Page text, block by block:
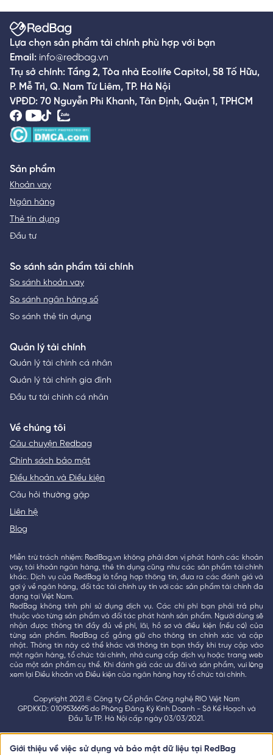
Lựa chọn sản phẩm tài chính phù hợp với bạn
Email: info@redbag.vn
Trụ sở chính: Tầng 2, Tòa nhà Ecolife Capitol, 58 Tố Hữu,
P. Mễ Trì, Q. Nam Từ Liêm, TP. Hà Nội
VPĐD: 70 Nguyễn Phi Khanh, Tân Định, Quận 1, TPHCM
Sản phẩm
Khoản vay
Ngân hàng
Thẻ tín dụng
Đầu tư
So sánh sản phẩm tài chính
So sánh khoản vay
So sánh ngân hàng số
So sánh thẻ tín dụng
Quản lý tài chính
Quản lý tài chính cá nhân
Quản lý tài chính gia đình
Đầu tư tài chính cá nhân
Về chúng tôi
Câu chuyện Redbag
Chính sách bảo mật
Điều khoản và Điều kiện
Câu hỏi thường gặp
Liên hệ
Blog
Miễn trừ trách nhiệm: RedBag.vn không phải đơn vị phát hành các khoản
vay, tài khoản ngân hàng, thẻ tín dụng cũng như các sản phẩm tài chính
khác. Dịch vụ của RedBag là tổng hợp thông tin, đưa ra các đánh giá và
gợi ý về ngân hàng, đối tác tài chính uy tín với các sản phẩm tài chính đa
dạng tại Việt Nam.
RedBag không tính phí sử dụng dịch vụ. Các chi phí bạn phải trả phụ
thuộc vào từng sản phẩm và đối tác phát hành sản phẩm. Người dùng sẽ
nhận được thông tin đầy đủ về phí, lãi, hồ sơ và điều kiện (nếu có) của
từng sản phẩm. RedBag cố gắng giữ cho thông tin chính xác và cập
nhật. Thông tin này có thể khác với thông tin bạn thấy khi truy cập vào
một ngân hàng, tổ chức tài chính, nhà cung cấp dịch vụ hoặc trang web
của một sản phẩm cụ thể. Khi đánh giá các ưu đãi và sản phẩm, vui lòng
xem lại Điều khoản và Điều kiện của ngân hàng hay tổ chức tài chính.
Copyright 2021 © Công ty Cổ phần Công nghệ RIO Việt Nam
GPDKKD: 0109536695 do Phòng Đăng Ký Kinh Doanh - Sở Kế Hoạch và
Đầu Tư TP. Hà Nội cấp ngày 03/03/2021.
Giới thiệu về việc sử dụng và bảo mật dữ liệu tại RedBag